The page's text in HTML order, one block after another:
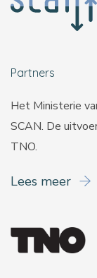
Partners
Het Ministerie
SCAN. De
TNO.
Lees meer